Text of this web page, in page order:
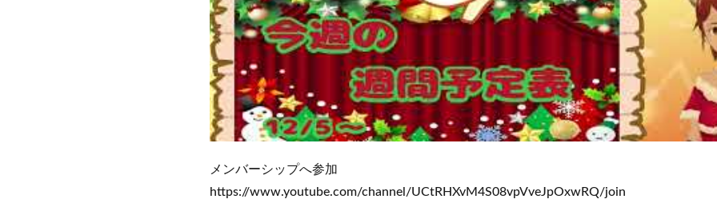
メンバーシップへ参加
https://www.youtube.com/channel/UCtRHXvM4S08vpVveJpOxwRQ/join